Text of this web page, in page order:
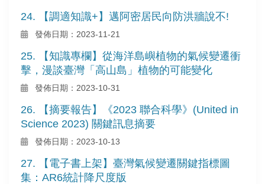
24. 【調適知識+】邁阿密居民向防洪牆說不!
發佈日期：2023-11-21
25. 【知識專欄】從海洋島嶼植物的氣候變遷衝
擊，漫談臺灣「高山島」植物的可能變化
發佈日期：2023-10-31
26. 【摘要報告】《2023 聯合科學》(United in
Science 2023) 關鍵訊息摘要
發佈日期：2023-10-13
27. 【電子書上架】臺灣氣候變遷關鍵指標圖
集：AR6統計降尺度版